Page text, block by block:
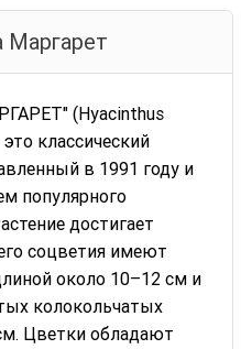
Маргарет
(Hyacinthus
это классический
в 1991 году и
популярного
достигает
соцветия имеют
около 10–12 см и
колокольчатых
Цветки обладают